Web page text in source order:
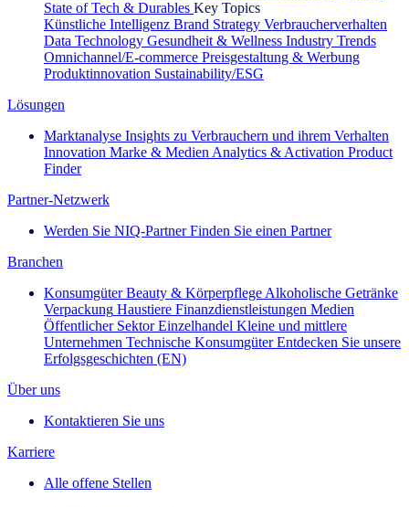
State of Tech & Durables Key Topics
Künstliche Intelligenz Brand Strategy Verbraucherverhalten
Data Technology Gesundheit & Wellness Industry Trends
Omnichannel/E-commerce Preisgestaltung & Werbung
Produktinnovation Sustainability/ESG
Lösungen
Marktanalyse Insights zu Verbrauchern und ihrem Verhalten
Innovation Marke & Medien Analytics & Activation Product
Finder
Partner-Netzwerk
Werden Sie NIQ-Partner Finden Sie einen Partner
Branchen
Konsumgüter Beauty & Körperpflege Alkoholische Getränke
Verpackung Haustiere Finanzdienstleistungen Medien
Öffentlicher Sektor Einzelhandel Kleine und mittlere
Unternehmen Technische Konsumgüter Entdecken Sie unsere
Erfolgsgeschichten (EN)
Über uns
Kontaktieren Sie uns
Karriere
Alle offene Stellen